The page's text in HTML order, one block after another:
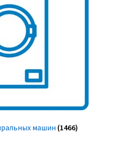
машин (1466)